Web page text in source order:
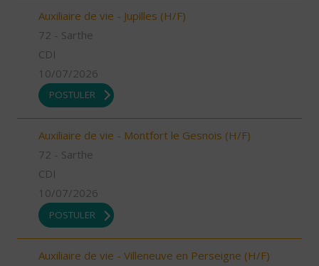
Auxiliaire de vie - Jupilles (H/F)
72 - Sarthe
CDI
10/07/2026
POSTULER
Auxiliaire de vie - Montfort le Gesnois (H/F)
72 - Sarthe
CDI
10/07/2026
POSTULER
Auxiliaire de vie - Villeneuve en Perseigne (H/F)